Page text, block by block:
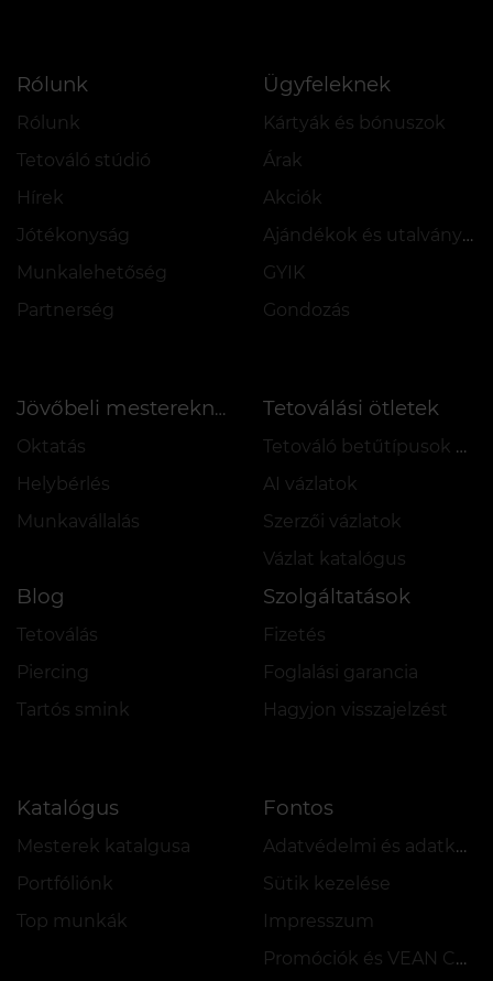
Rólunk
Rólunk
Tetováló stúdió
Hírek
Jótékonyság
Munkalehetőség
Partnerség
Ügyfeleknek
Kártyák és bónuszok
Árak
Akciók
Ajándékok és utalványok
GYIK
Gondozás
Jövőbeli mestereknek
Oktatás
Helybérlés
Munkavállalás
Tetoválási ötletek
Tetováló betűtípusok online
AI vázlatok
Szerzői vázlatok
Vázlat katalógus
Blog
Tetoválás
Piercing
Tartós smink
Szolgáltatások
Fizetés
Foglalási garancia
Hagyjon visszajelzést
Katalógus
Mesterek katalgusa
Portfóliónk
Top munkák
Fontos
Adatvédelmi és adatkezelési szabályzat
Sütik kezelése
Impresszum
Promóciók és VEAN COINS szabályzata